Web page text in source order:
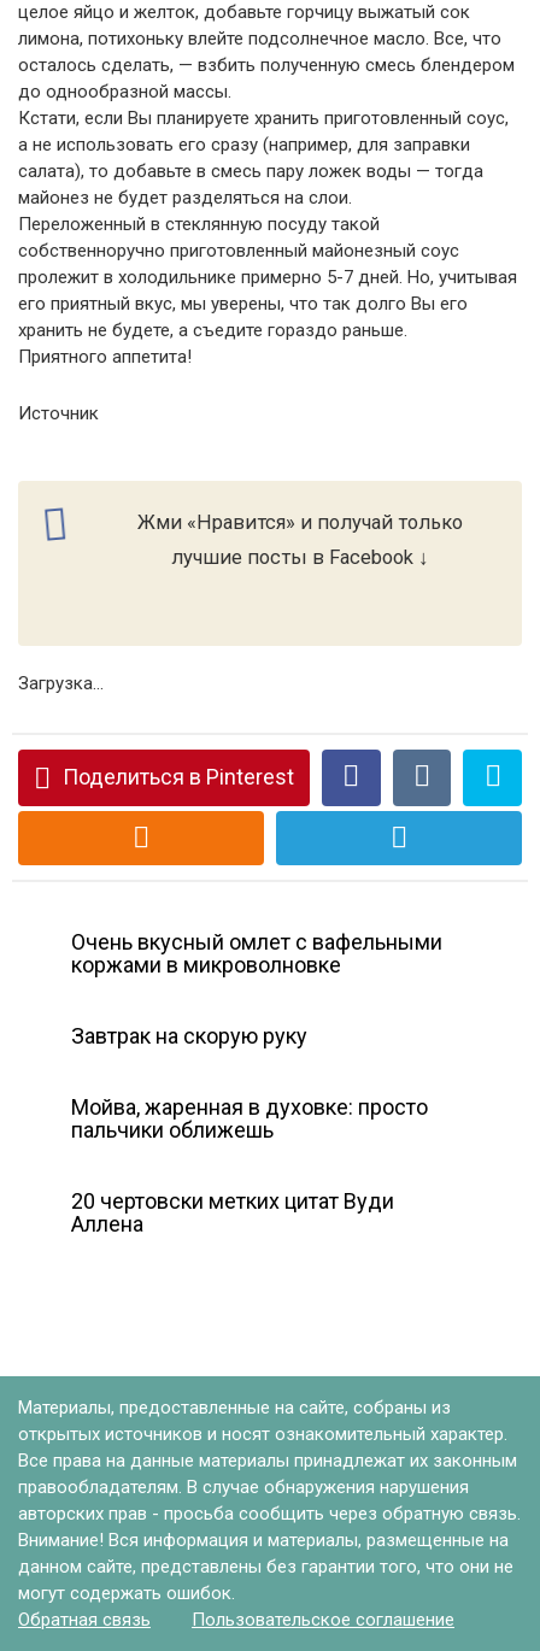
целое яйцо и желток, добавьте горчицу выжатый сок
лимона, потихоньку влейте подсолнечное масло. Все, что
осталось сделать, — взбить полученную смесь блендером
до однообразной массы.
Кстати, если Вы планируете хранить приготовленный соус,
а не использовать его сразу (например, для заправки
салата), то добавьте в смесь пару ложек воды — тогда
майонез не будет разделяться на слои.
Переложенный в стеклянную посуду такой
собственноручно приготовленный майонезный соус
пролежит в холодильнике примерно 5-7 дней. Но, учитывая
его приятный вкус, мы уверены, что так долго Вы его
хранить не будете, а съедите гораздо раньше.
Приятного аппетита!
Источник
Жми «Нравится» и получай только
лучшие посты в Facebook ↓
Загрузка...
Поделиться в Pinterest
Очень вкусный омлет с вафельными
коржами в микроволновке
Завтрак на скорую руку
Мойва, жаренная в духовке: просто
пальчики оближешь
20 чертовски метких цитат Вуди
Аллена
Материалы, предоставленные на сайте, собраны из
открытых источников и носят ознакомительный характер.
Все права на данные материалы принадлежат их законным
правообладателям. В случае обнаружения нарушения
авторских прав - просьба сообщить через обратную связь.
Внимание! Вся информация и материалы, размещенные на
данном сайте, представлены без гарантии того, что они не
могут содержать ошибок.
Обратная связь
Пользовательское соглашение